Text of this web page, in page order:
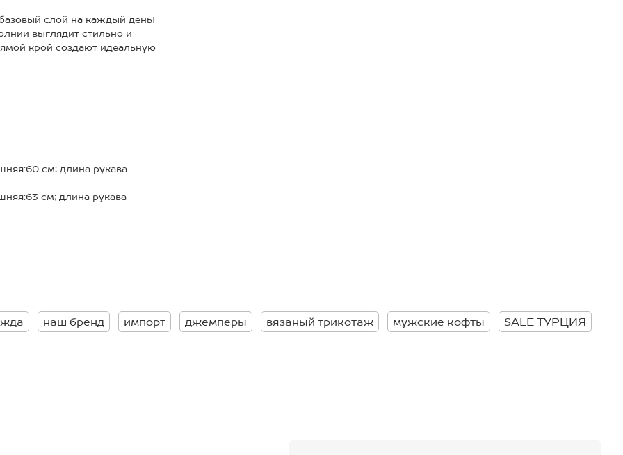
слой на каждый день!
выглядит стильно и
крой создают идеальную
см; длина рукава
см; длина рукава
наш бренд импорт джемперы вязаный трикотаж мужские кофты SALE ТУРЦИЯ